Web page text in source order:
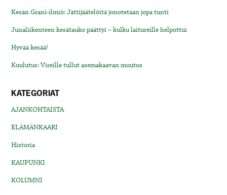
Kesän Grani-ilmiö: Jättijäätelöitä jonotetaan jopa tunti
Junaliikenteen kesätauko päättyi – kulku laitureille helpottui
Hyvää kesää!
Kuulutus: Vireille tullut asemakaavan muutos
KATEGORIAT
AJANKOHTAISTA
ELÄMÄNKAARI
Historia
KAUPUNKI
KOLUMNI